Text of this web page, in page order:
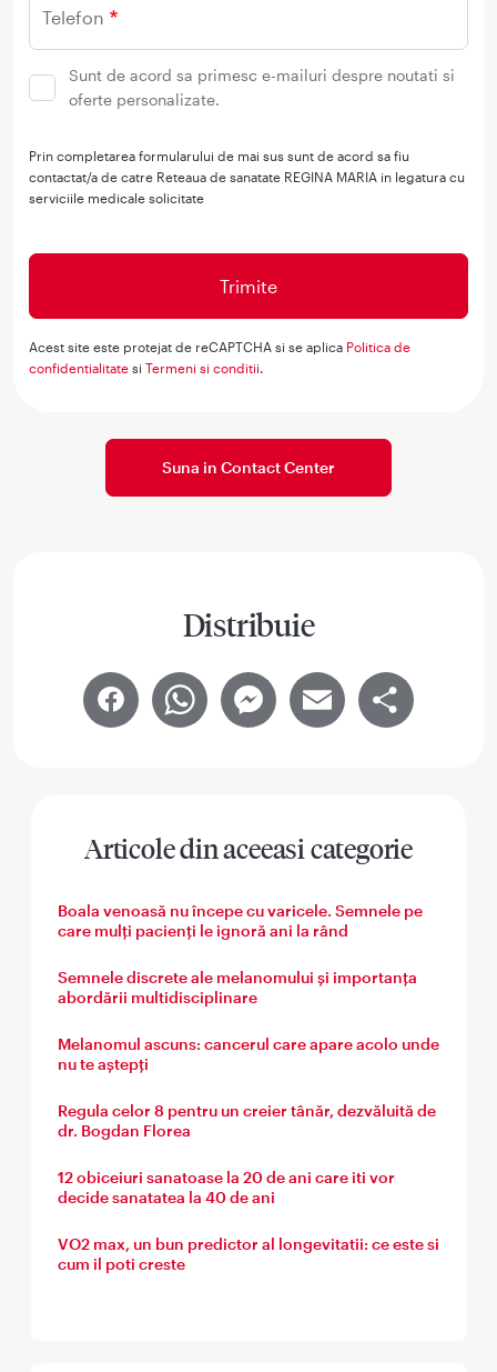
Telefon
Sunt de acord sa primesc e-mailuri despre noutati si
oferte personalizate.
Prin completarea formularului de mai sus sunt de acord sa fiu
contactat/a de catre Reteaua de sanatate REGINA MARIA in legatura cu
serviciile medicale solicitate
Acest site este protejat de reCAPTCHA si se aplica Politica de
confidentialitate siTermeni si conditii
Suna in Contact Center
Distribuie
Articole din aceeasi categorie
Boala venoasă nu începe cu varicele. Semnele pe
care mulți pacienți le ignoră ani la rând
Semnele discrete ale melanomului și importanța
abordării multidisciplinare
Melanomul ascuns: cancerul care apare acolo unde
nu te aștepți
Regula celor 8 pentru un creier tânăr, dezvăluită de
dr. Bogdan Florea
12 obiceiuri sanatoase la 20 de ani care iti vor
decide sanatatea la 40 de ani
VO2 max, un bun predictor al longevitatii: ce este si
cum il poti creste